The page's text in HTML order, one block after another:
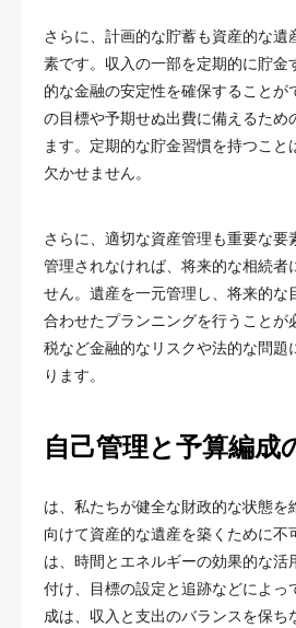
さらに、計画的な貯蓄も資産的な遺
素です。収入の一部を定期的に貯金
的な金融の安定性を確保することが
の目標や予期せぬ出費に備えるため
ます。定期的な貯金習慣を持つこと
欠かせません。
さらに、適切な資産管理も重要な要
管理されなければ、将来的な相続者
せん。遺産を一元管理し、将来的な
合わせたプランニングを行うことが
税など金融的なリスクや法的な問題
ります。
自己管理と予算編成
は、私たちが健全な財政的な状態を
向けて資産的な遺産を築くために不
は、時間とエネルギーの効果的な活
付け、目標の設定と追跡などによっ
成は、収入と支出のバランスを保ち